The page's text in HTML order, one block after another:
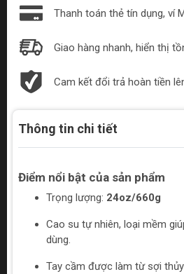
Thanh toán thẻ tín dụng, ví
Giao hàng nhanh, hiển thị
Cam kết đổi trả hoàn tiền
Thông tin chi tiết
Điểm nổi bật của sản phẩm
Trọng lượng: 24oz/660g
Cao su tự nhiên, loại mềm
dùng.
Tay cầm được làm từ sợi